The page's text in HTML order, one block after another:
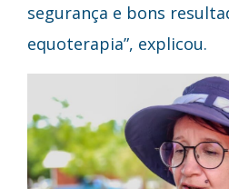
segurança e bons
equoterapia”, explicou.